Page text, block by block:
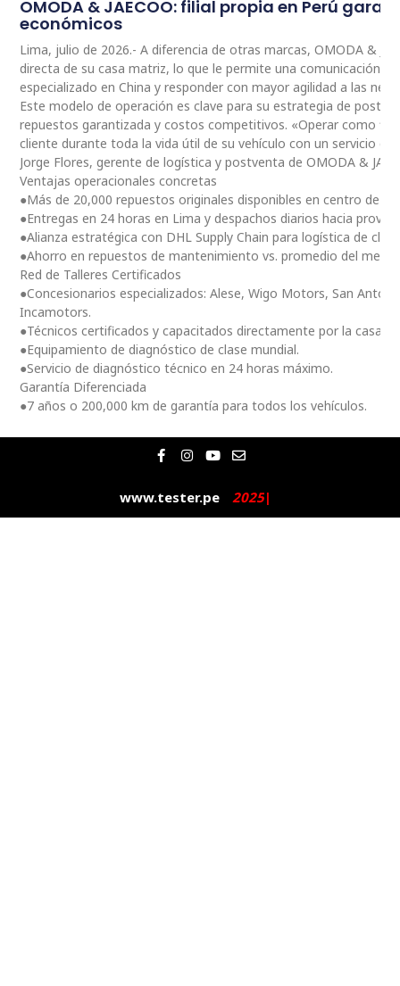
OMODA & JAECOO: filial propia en Perú
económicos
Lima, julio de 2026.- A diferencia de otras marcas, OMODA &
directa de su casa matriz, lo que le permite una comunicación
especializado en China y responder con mayor agilidad a las
Este modelo de operación es clave para su estrategia de
repuestos garantizada y costos competitivos. «Operar como
cliente durante toda la vida útil de su vehículo con un servicio
Jorge Flores, gerente de logística y postventa de OMODA &
Ventajas operacionales concretas
●Más de 20,000 repuestos originales disponibles en centro de
●Entregas en 24 horas en Lima y despachos diarios hacia
●Alianza estratégica con DHL Supply Chain para logística de
●Ahorro en repuestos de mantenimiento vs. promedio del
Red de Talleres Certificados
●Concesionarios especializados: Alese, Wigo Motors, San
Incamotors.
●Técnicos certificados y capacitados directamente por la casa
●Equipamiento de diagnóstico de clase mundial.
●Servicio de diagnóstico técnico en 24 horas máximo.
Garantía Diferenciada
●7 años o 200,000 km de garantía para todos los vehículos.
F
a
e
b
o
I
n
t
a
g
Y
o
t
u
b
E
n
e
l
o
www.tester.pe 2025|